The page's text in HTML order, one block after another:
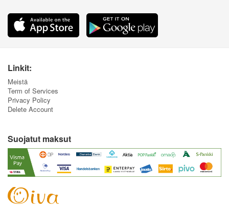
Linkit:
Meistä
Term of Services
Privacy Policy
Delete Account
Suojatut maksut